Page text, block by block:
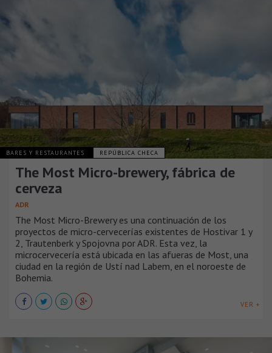
BARES Y RESTAURANTES REPÚBLICA CHECA
The Most Micro-brewery, fábrica de
cerveza
ADR
The Most Micro-Brewery es una continuación de los
proyectos de micro-cervecerías existentes de Hostivar 1 y
2, Trautenberk y Spojovna por ADR. Esta vez, la
microcervecería está ubicada en las afueras de Most, una
ciudad en la región de Ustí nad Labem, en el noroeste de
Bohemia.
VER +